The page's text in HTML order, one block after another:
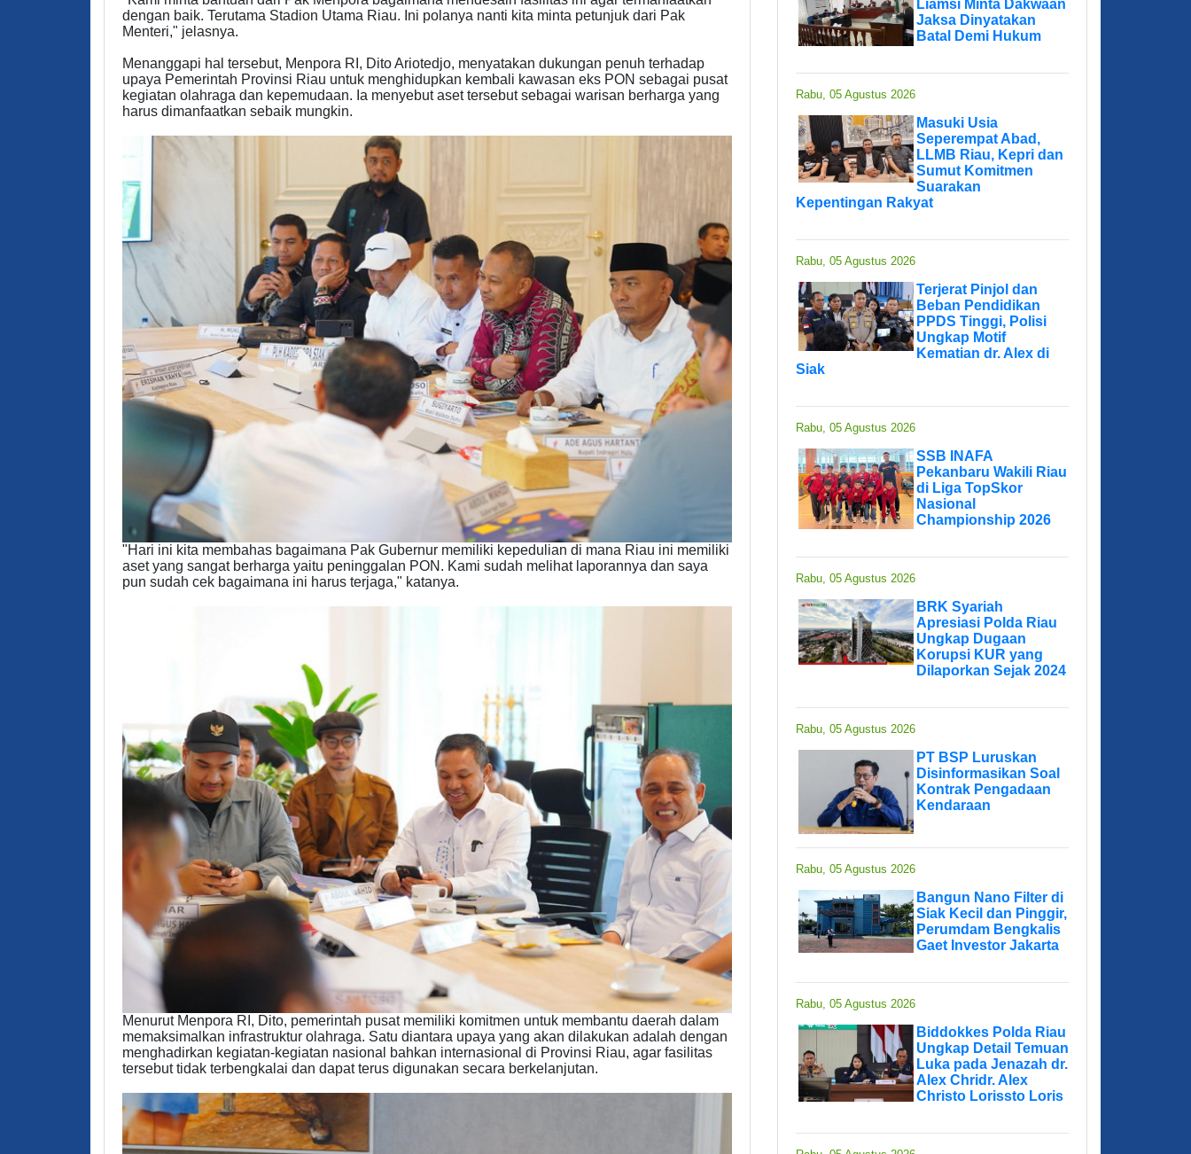
dengan baik. Terutama Stadion Utama Riau. Ini polanya nanti kita minta petunjuk dari Pak
Menteri," jelasnya.
Menanggapi hal tersebut, Menpora RI, Dito Ariotedjo, menyatakan dukungan penuh terhadap
upaya Pemerintah Provinsi Riau untuk menghidupkan kembali kawasan eks PON sebagai pusat
kegiatan olahraga dan kepemudaan. Ia menyebut aset tersebut sebagai warisan berharga yang
harus dimanfaatkan sebaik mungkin.
"Hari ini kita membahas bagaimana Pak Gubernur memiliki kepedulian di mana Riau ini memiliki
aset yang sangat berharga yaitu peninggalan PON. Kami sudah melihat laporannya dan saya
pun sudah cek bagaimana ini harus terjaga," katanya.
Menurut Menpora RI, Dito, pemerintah pusat memiliki komitmen untuk membantu daerah dalam
memaksimalkan infrastruktur olahraga. Satu diantara upaya yang akan dilakukan adalah dengan
menghadirkan kegiatan-kegiatan nasional bahkan internasional di Provinsi Riau, agar fasilitas
tersebut tidak terbengkalai dan dapat terus digunakan secara berkelanjutan.
Liamsi Minta Dakwaan
Jaksa Dinyatakan
Batal Demi Hukum
Rabu, 05 Agustus 2026
Masuki Usia
Seperempat Abad,
LLMB Riau, Kepri dan
Sumut Komitmen
Suarakan
Kepentingan Rakyat
Rabu, 05 Agustus 2026
Terjerat Pinjol dan
Beban Pendidikan
PPDS Tinggi, Polisi
Ungkap Motif
Kematian dr. Alex di
Siak
Rabu, 05 Agustus 2026
SSB INAFA
Pekanbaru Wakili Riau
di Liga TopSkor
Nasional
Championship 2026
Rabu, 05 Agustus 2026
BRK Syariah
Apresiasi Polda Riau
Ungkap Dugaan
Korupsi KUR yang
Dilaporkan Sejak 2024
Rabu, 05 Agustus 2026
PT BSP Luruskan
Disinformasikan Soal
Kontrak Pengadaan
Kendaraan
Rabu, 05 Agustus 2026
Bangun Nano Filter di
Siak Kecil dan Pinggir,
Perumdam Bengkalis
Gaet Investor Jakarta
Rabu, 05 Agustus 2026
Biddokkes Polda Riau
Ungkap Detail Temuan
Luka pada Jenazah dr.
Alex Chridr. Alex
Christo Lorissto Loris